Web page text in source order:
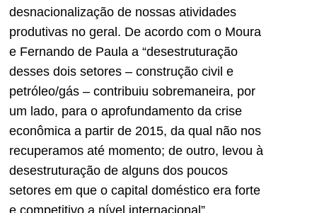
desnacionalização de nossas atividades
produtivas no geral. De acordo com o Moura
e Fernando de Paula a “desestruturação
desses dois setores – construção civil e
petróleo/gás – contribuiu sobremaneira, por
um lado, para o aprofundamento da crise
econômica a partir de 2015, da qual não nos
recuperamos até momento; de outro, levou à
desestruturação de alguns dos poucos
setores em que o capital doméstico era forte
e competitivo a nível internacional”.